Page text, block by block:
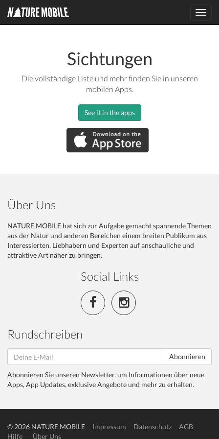
Sichtungen
Die vollständige Liste und mehr finden Sie in unseren
mobilen Apps.
See it in the apps
Über Uns
NATURE MOBILE hat sich zur Aufgabe gemacht spannende Themen
aus der Natur und anderen Bereichen einem breiten Publikum aus
Interessierten, Liebhabern und Experten auf anschauliche und
attraktive Art näher zu bringen.
Social Links
Rundschreiben
Abonnieren
Abonnieren Sie unseren Newsletter, um Informationen über neue
Apps, App Updates, exklusive Angebote und mehr zu erhalten.
© 2026 NATURE MOBILE Impressum Datenschutz
AGB
Hilfe
Über Uns